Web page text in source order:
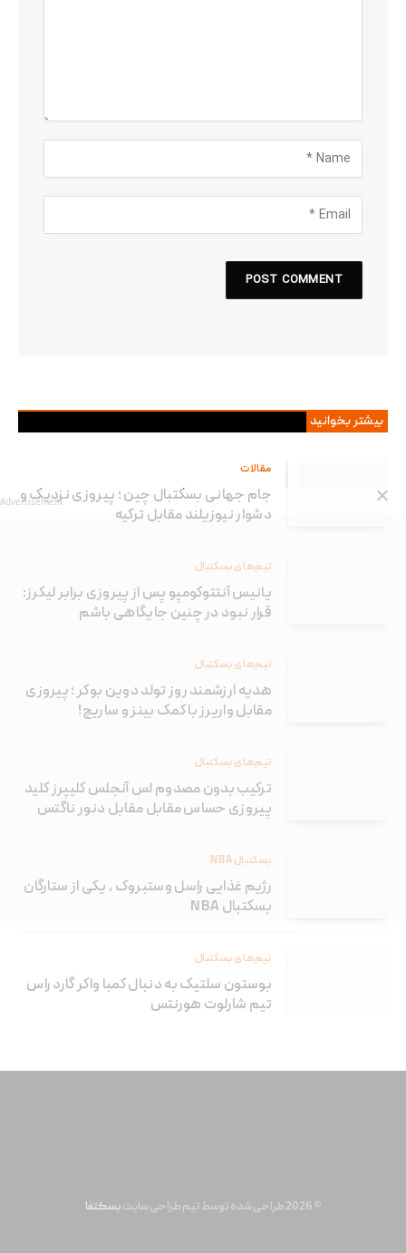
بیشتر بخوانید
مقالات
جام جهانی بسکتبال چین ؛ پیروزی نزدیک و
دشوار نیوزیلند مقابل ترکیه
تیم‌های بسکتبال
یانیس آنتتوکومپو پس از پیروزی برابر لیکرز:
قرار نبود در چنین جایگاهی باشم
تیم‌های بسکتبال
هدیه ارزشمند روز تولد دوین بوکر ؛ پیروزی
مقابل واریرز با کمک بینز و ساریچ!
تیم‌های بسکتبال
ترکیب بدون مصدوم لس آنجلس کلیپرز کلید
پیروزی حساس مقابل مقابل دنور ناگتس
بسکتبال NBA
رژیم غذایی راسل وستبروک ، یکی از ستارگان
بسکتبال NBA
تیم‌های بسکتبال
بوستون سلتیک به دنبال کمبا واکر گارد راس
تیم شارلوت هورنتس
© 2026 طراحی شده توسط تیم طراحی سایت بسکتفا
Advertisement